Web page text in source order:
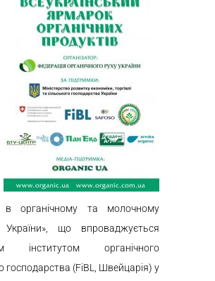
в органічному та молочному
України», що впроваджується
інститутом органічного
господарства (FiBL, Швейцарія) у